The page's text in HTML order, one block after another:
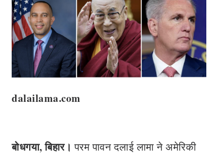
dalailama.com
बोधगया,बिहार। परम पावन दलाई लामा ने अमेरिकी